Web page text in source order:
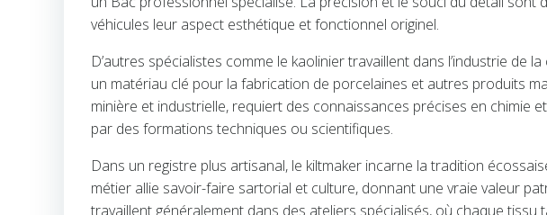
véhicules leur aspect esthétique et fonctionnel originel.
D’autres spécialistes comme le kaolinier travaillent dans l’industrie de
un matériau clé pour la fabrication de porcelaines et autres produits
minière et industrielle, requiert des connaissances précises en chimie
par des formations techniques ou scientifiques.
Dans un registre plus artisanal, le kiltmaker incarne la tradition
métier allie savoir-faire sartorial et culture, donnant une vraie valeur
travaillent généralement dans des ateliers spécialisés, où chaque